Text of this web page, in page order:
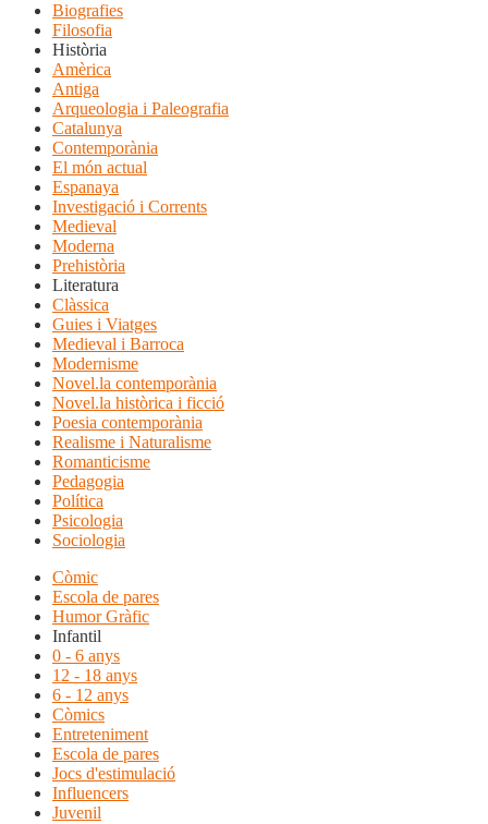
Biografies
Filosofia
Història
Amèrica
Antiga
Arqueologia i Paleografia
Catalunya
Contemporània
El món actual
Espanaya
Investigació i Corrents
Medieval
Moderna
Prehistòria
Literatura
Clàssica
Guies i Viatges
Medieval i Barroca
Modernisme
Novel.la contemporània
Novel.la històrica i ficció
Poesia contemporània
Realisme i Naturalisme
Romanticisme
Pedagogia
Política
Psicologia
Sociologia
Còmic
Escola de pares
Humor Gràfic
Infantil
0 - 6 anys
12 - 18 anys
6 - 12 anys
Còmics
Entreteniment
Escola de pares
Jocs d'estimulació
Influencers
Juvenil